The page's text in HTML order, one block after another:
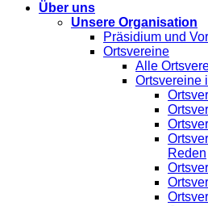
Über uns
Unsere Organisation
Präsidium und
Ortsvereine
Alle
Ortsvereine
Reden